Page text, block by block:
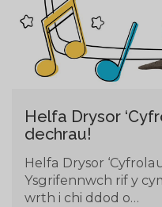
Helfa Drysor
dechrau!
Helfa Drysor
Ysgrifennwch rif y
wrth i chi ddod o…